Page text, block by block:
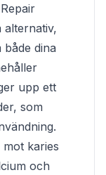
alternativ,
dina
upp ett
som
karies
och